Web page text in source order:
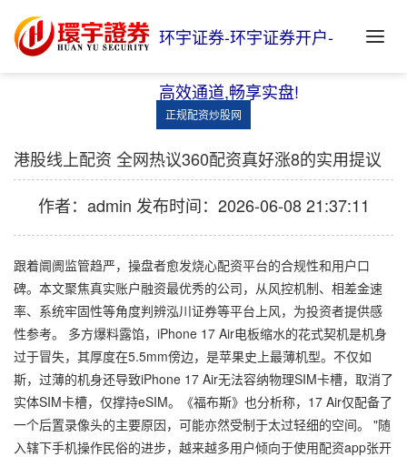
环宇证券-环宇证券开户-
高效通道,畅享实盘!
正规配资炒股网
港股线上配资 全网热议360配资真好涨8的实用提议
作者：admin 发布时间：2026-06-08 21:37:11
跟着阛阓监管趋严，操盘者愈发烧心配资平台的合规性和用户口
碑。本文聚焦真实账户融资最优秀的公司，从风控机制、相差金速
率、系统牢固性等角度判辨泓川证券等平台上风，为投资者提供感
性参考。 多方爆料露馅，iPhone 17 Air电板缩水的花式契机是机身
过于冒失，其厚度在5.5mm傍边，是苹果史上最薄机型。不仅如
斯，过薄的机身还导致iPhone 17 Air无法容纳物理SIM卡槽，取消了
实体SIM卡槽，仅撑持eSIM。《福布斯》也分析称，17 Air仅配备了
一个后置录像头的主要原因，可能亦然受制于太过轻细的空间。 "随
入辖下手机操作民俗的进步，越来越多用户倾向于使用配资app张开